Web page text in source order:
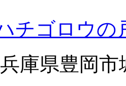
兵庫県豊岡市